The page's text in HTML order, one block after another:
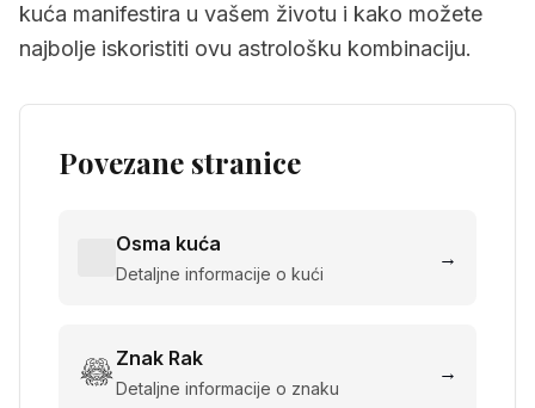
kuća manifestira u vašem životu i kako možete
najbolje iskoristiti ovu astrološku kombinaciju.
Povezane stranice
Osma kuća
Detaljne informacije o kući
→
Znak Rak
Detaljne informacije o znaku
→